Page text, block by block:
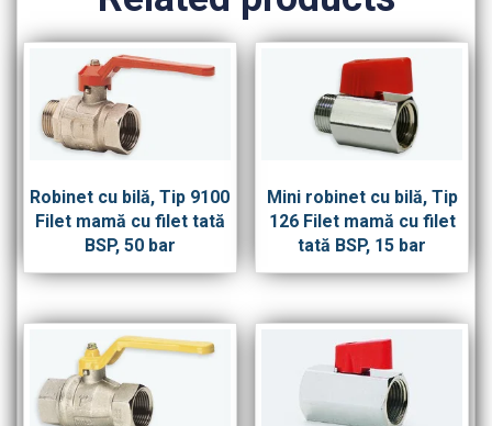
Robinet cu bilă, Tip 9100
Filet mamă cu filet tată
BSP, 50 bar
Mini robinet cu bilă, Tip
126 Filet mamă cu filet
tată BSP, 15 bar